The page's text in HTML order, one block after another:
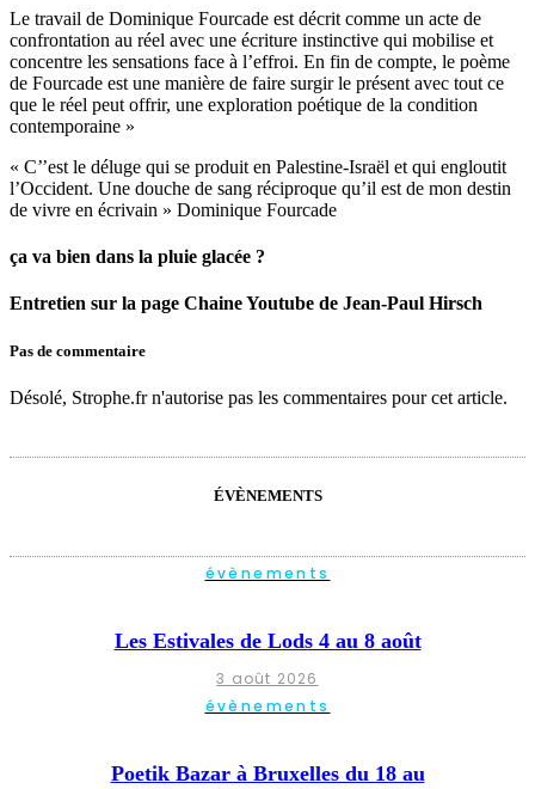
Le travail de Dominique Fourcade est décrit comme un acte de
confrontation au réel avec une écriture instinctive qui mobilise et
concentre les sensations face à l’effroi. En fin de compte, le poème
de Fourcade est une manière de faire surgir le présent avec tout ce
que le réel peut offrir, une exploration poétique de la condition
contemporaine »
« C’’est le déluge qui se produit en Palestine-Israël et qui engloutit
l’Occident. Une douche de sang réciproque qu’il est de mon destin
de vivre en écrivain » Dominique Fourcade
ça va bien dans la pluie glacée ?
Entretien sur la page Chaine Youtube de Jean-Paul Hirsch
Pas de commentaire
Désolé, Strophe.fr n'autorise pas les commentaires pour cet article.
ÉVÈNEMENTS
évènements
Les Estivales de Lods 4 au 8 août
3 août 2026
évènements
Poetik Bazar à Bruxelles du 18 au